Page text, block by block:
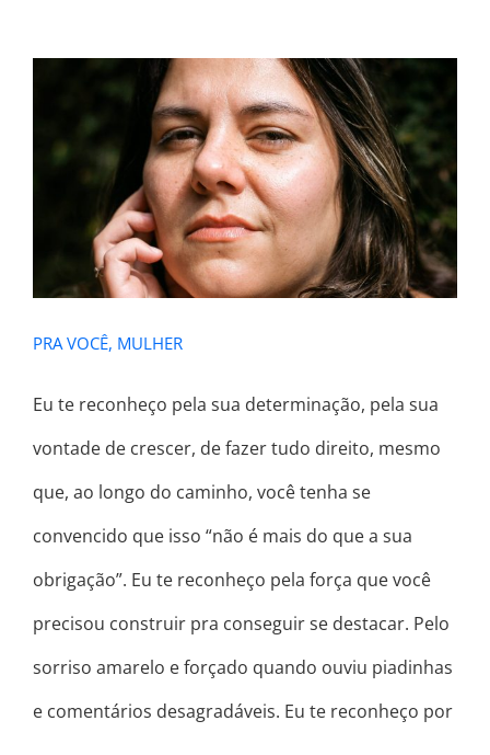
PRA VOCÊ, MULHER
PRA VOCÊ, MULHER
Eu te reconheço pela sua determinação, pela sua
vontade de crescer, de fazer tudo direito, mesmo
que, ao longo do caminho, você tenha se
convencido que isso “não é mais do que a sua
obrigação”. Eu te reconheço pela força que você
precisou construir pra conseguir se destacar. Pelo
sorriso amarelo e forçado quando ouviu piadinhas
e comentários desagradáveis. Eu te reconheço por